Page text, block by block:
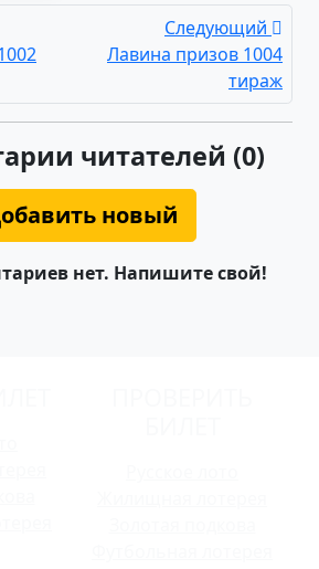
Следующий
Лавина призов 1004
тираж
читателей (0)
новый
нет. Напишите свой!